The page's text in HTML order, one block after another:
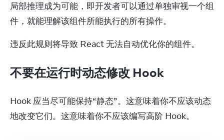
局部推理成为可能，即开发者可以通过单独审视一个组
件，就能理解该组件所能执行的所有操作。
违反此规则将导致 React 无法自动优化你的组件。
不要在运行时动态修改 Hook
Hook 应当尽可能保持“静态”。这意味着你不应该动态
地改变它们。这意味着你不应该编写高阶 Hook。